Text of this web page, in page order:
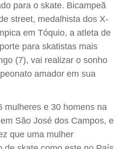
para o skate. Bicampeã
street, medalhista dos X-
em Tóquio, a atleta de
para skatistas mais
(7), vai realizar o sonho
amador em sua
mulheres e 30 homens na
São José dos Campos, e
que uma mulher